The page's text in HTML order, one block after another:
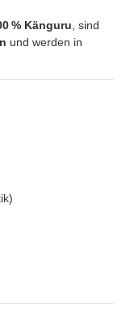
% Känguru , sind
und werden in